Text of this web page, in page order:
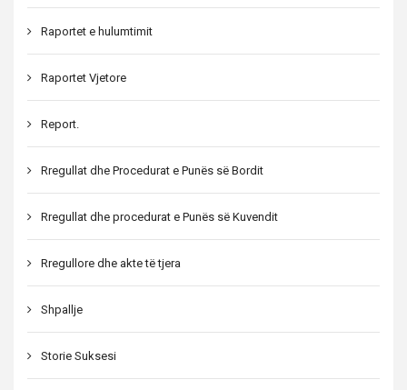
Raportet e hulumtimit
Raportet Vjetore
Report.
Rregullat dhe Procedurat e Punës së Bordit
Rregullat dhe procedurat e Punës së Kuvendit
Rregullore dhe akte të tjera
Shpallje
Storie Suksesi